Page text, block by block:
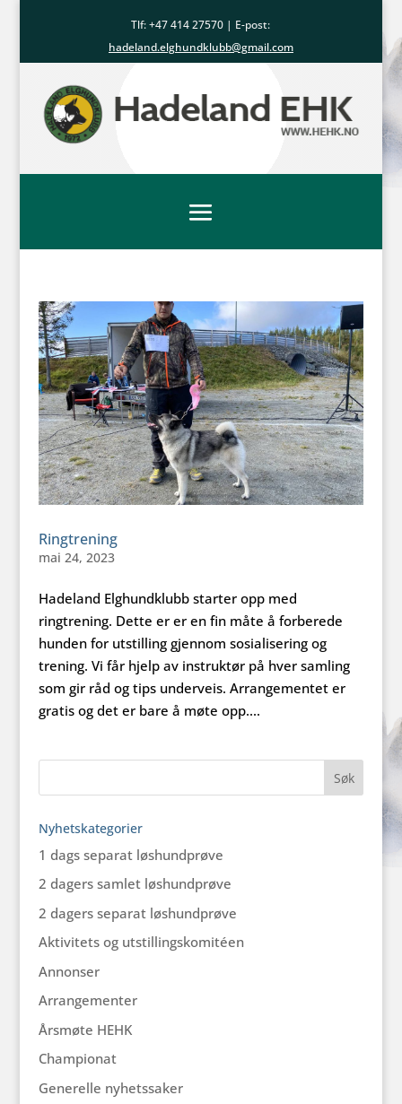
Tlf: +47414 27570 | E-post:
hadeland.elghundklubb@gmail.com
Ringtrening
mai 24, 2023
Hadeland Elghundklubb starter opp med
ringtrening. Dette er er en fin måte å forberede
hunden for utstilling gjennom sosialisering og
trening. Vi får hjelp av instruktør på hver samling
som gir råd og tips underveis. Arrangementet er
gratis og det er bare å møte opp....
Nyhetskategorier
1 dags separat løshundprøve
2 dagers samlet løshundprøve
2 dagers separat løshundprøve
Aktivitets og utstillingskomitéen
Annonser
Arrangementer
Årsmøte HEHK
Championat
Generelle nyhetssaker